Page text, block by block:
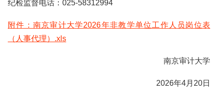
纪检监督电话：025-58312994
附件：南京审计大学2026年非教学单位工作人员岗位表
（人事代理）.xls
南京审计大学
2026年4月20日